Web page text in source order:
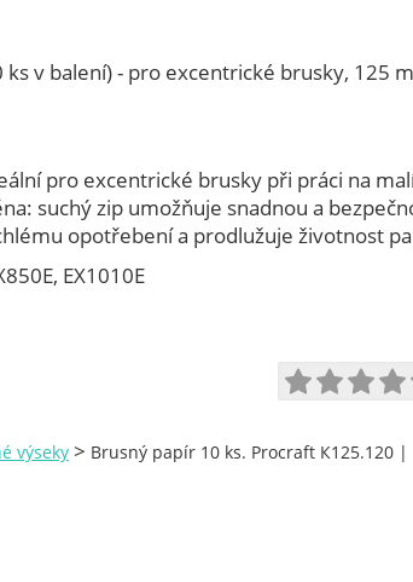
ks v balení) - pro excentrické brusky, 125
pro excentrické brusky při práci na
suchý zip umožňuje snadnou a
opotřebení a prodlužuje životnost
EX1010E
výseky > Brusný papír 10 ks. Procraft К125.120 |